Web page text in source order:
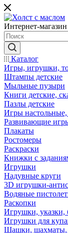
Интернет-магазин
Каталог
Игры, игрушки,
Штампы детские
Мыльные пузыри
Книги детские,
Пазлы детские
Игры
Развивающие
Плакаты
Ростомеры
Раскраски
Книжки с
Игрушки
Надувные круги
3D игрушки-
Водяные
Раскопки
Игрушки, указки,
Игрушки для
Шашки, шахматы,